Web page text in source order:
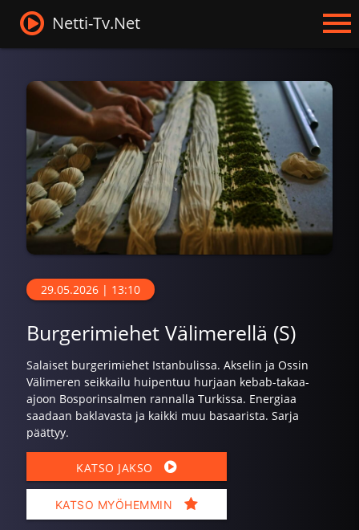
Netti-Tv.Net
29.05.2026 | 13:10
Burgerimiehet Välimerellä (S)
Salaiset burgerimiehet Istanbulissa. Akselin ja Ossin
Välimeren seikkailu huipentuu hurjaan kebab-takaa-
ajoon Bosporinsalmen rannalla Turkissa. Energiaa
saadaan baklavasta ja kaikki muu basaarista. Sarja
päättyy.
KATSO JAKSO
KATSO MYÖHEMMIN